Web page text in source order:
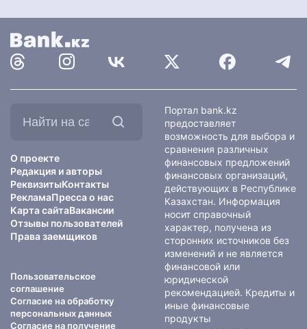
О проекте
Редакция и авторы
РеквизитыКонтакты
РекламаПресса о нас
Карта сайтаВакансии
Отзывы пользователей
Права заемщиков
Пользовательское
соглашение
Согласие на обработку
персональных данных
Согласие на получение
Портал bank.kz
предоставляет
возможность для выбора и
сравнения различных
финансовых предложений
финансовых организаций,
действующих в Республике
Казахстан. Информация
носит справочный
характер, получена из
сторонних источников без
изменений и не является
финансовой или
юридической
рекомендацией. Кредиты и
иные финансовые
продукты